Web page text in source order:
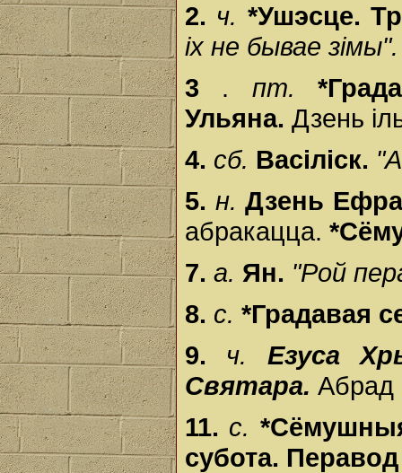
2. ч. *Ушэсце.
іх не бывае зімы".
3 . пт.
Ульяна. Дзень
4. сб. Васіліск.
5. н.Дзень
абракацца.
7. а. Ян. "Рой
8. с. *Градавая
9. ч. Езуса
Святара. Абрад
11. с.
субота. Перавод